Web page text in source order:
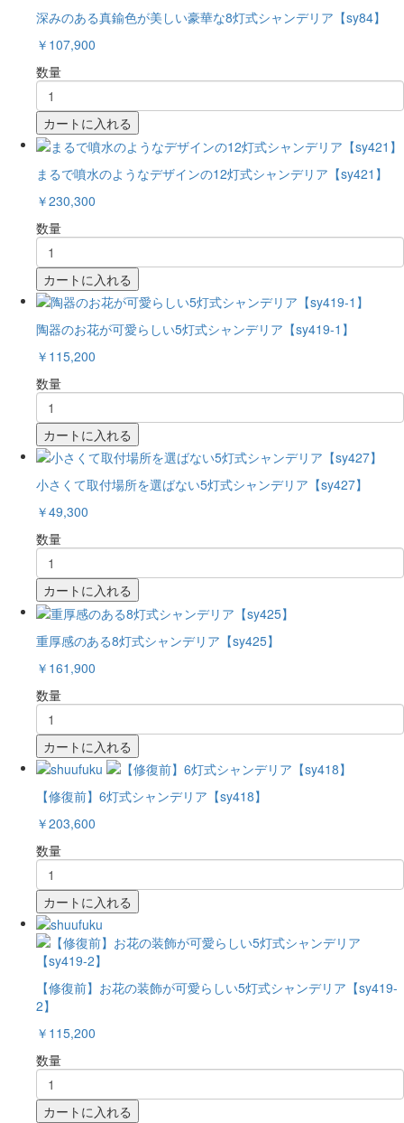
深みのある真鍮色が美しい豪華な8灯式シャンデリア【sy84】
￥107,900
数量
カートに入れる
まるで噴水のようなデザインの12灯式シャンデリア【sy421】
￥230,300
数量
カートに入れる
陶器のお花が可愛らしい5灯式シャンデリア【sy419-1】
￥115,200
数量
カートに入れる
小さくて取付場所を選ばない5灯式シャンデリア【sy427】
￥49,300
数量
カートに入れる
重厚感のある8灯式シャンデリア【sy425】
￥161,900
数量
カートに入れる
【修復前】6灯式シャンデリア【sy418】
￥203,600
数量
カートに入れる
【修復前】お花の装飾が可愛らしい5灯式シャンデリア【sy419-
2】
￥115,200
数量
カートに入れる